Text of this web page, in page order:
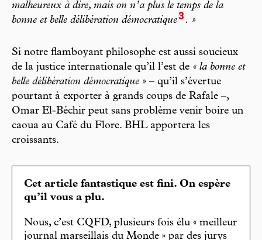
malheureux à dire, mais on n’a plus le temps de la
bonne et belle délibération démocratique3 . »
Si notre flamboyant philosophe est aussi soucieux
de la justice internationale qu’il l’est de « la bonne et
belle délibération démocratique » – qu’il s’évertue
pourtant à exporter à grands coups de Rafale –,
Omar El-Béchir peut sans problème venir boire un
caoua au Café du Flore. BHL apportera les
croissants.
Cet article fantastique est fini. On espère
qu’il vous a plu.
Nous, c’est CQFD, plusieurs fois élu « meilleur
journal marseillais du Monde » par des jurys